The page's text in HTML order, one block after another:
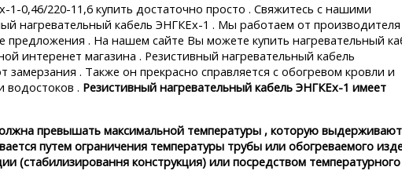
1-0,46/220-11,6 купить достаточно просто . Свяжитесь с нашими
нагревательный кабель ЭНГКЕх-1 . Мы работаем от
. На нашем сайте Вы можете купить нагревательный
интеренет магазина . Резистивный нагревательный кабель
. Также он прекрасно справляется с обогревом кровли и
водостоков . Резистивный нагревательный кабель ЭНГКЕх-1 имеет
превышать максимальной температуры , которую
путем ограничения температуры трубы или обогреваемого
(стабилизировання конструкция) или посредством температурного